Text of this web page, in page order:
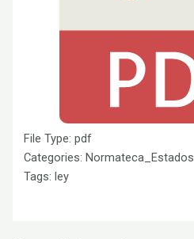
File Type:pdf
Categories:Normateca_Estados
Tags:ley